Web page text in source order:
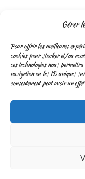
Gérer
Pour offrir les meilleures
cookies pour stocker et/ou
ces technologies nous permettra
navigation ou les ID uniques
consentement peut avoir un
Nous gardons vos
tierces parties qui
confidentialité
Mentions légales